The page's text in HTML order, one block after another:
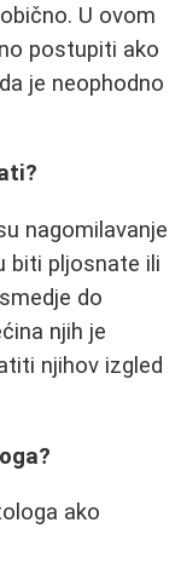
U ovom
postupiti ako
je neophodno
nagomilavanje
biti pljosnate ili
do
njih je
njihov izgled
ako